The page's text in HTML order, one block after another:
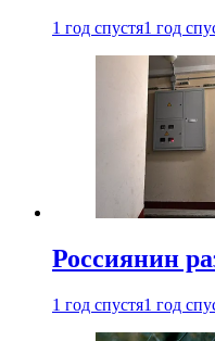
1 год спустя1 год
Россиянин
1 год спустя1 год